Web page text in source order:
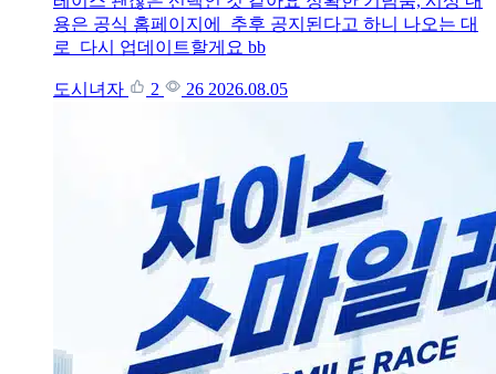
용은 공식 홈페이지에 추후 공지된다고 하니 나오는 대
로 다시 업데이트할게요 bb
도시녀자 2 26 2026.08.05